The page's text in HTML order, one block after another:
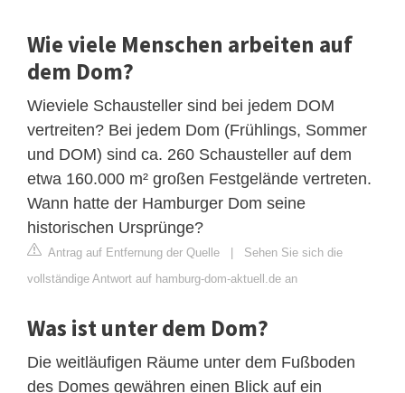
Wie viele Menschen arbeiten auf
dem Dom?
Wieviele Schausteller sind bei jedem DOM
vertreiten? Bei jedem Dom (Frühlings, Sommer
und DOM) sind ca. 260 Schausteller auf dem
etwa 160.000 m² großen Festgelände vertreten.
Wann hatte der Hamburger Dom seine
historischen Ursprünge?
Antrag auf Entfernung der Quelle | Sehen Sie sich die
vollständige Antwort auf hamburg-dom-aktuell.de an
Was ist unter dem Dom?
Die weitläufigen Räume unter dem Fußboden
des Domes gewähren einen Blick auf ein